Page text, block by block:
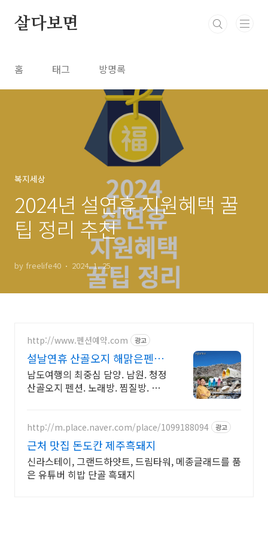
살다보면
홈 태그 방명록
복지세상
2024년 설연휴 지원혜택 꿀
팁 정리 추천
by freelife40 2024. 1. 25.
http://www.펜션예약.com 광고
설날연휴 산골오지 해맑은펜션
오직 1팀에게만 독채 리조트
남도여행의 최중심 담양. 남원. 청정
산골오지 펜션. 노래방. 찜질방. 조식
http://m.place.naver.com/place/1099188094 광고
근처 맛집 돈도칸 제주흑돼지
신라스테이, 그랜드하얏트, 드림타워, 메종글래드를 품
은 유튜버 히밥 단골 흑돼지